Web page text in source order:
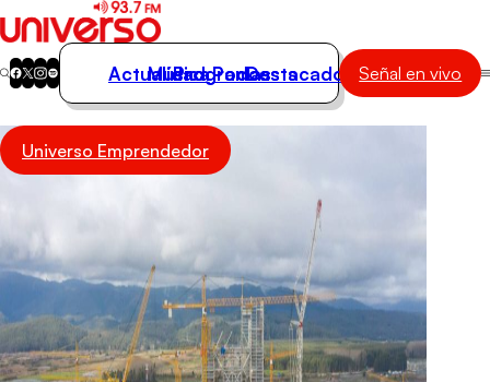
Actualidad
Música
Destacados
Actualidad
Música
Programas
Podcasts
Destacados Señal en vivo
Universo Emprendedor